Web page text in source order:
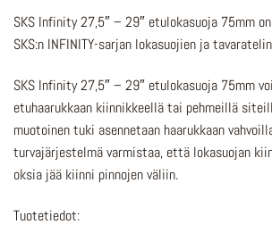
SKS Infinity 27,5″ – 29″ etulokasuoja 75mm
SKS:n INFINITY-sarjan lokasuojien ja
SKS Infinity 27,5″ – 29″ etulokasuoja 75mm
etuhaarukkaan kiinnikkeellä tai pehmeillä
muotoinen tuki asennetaan haarukkaan
turvajärjestelmä varmistaa, että lokasuojan
oksia jää kiinni pinnojen väliin.
Tuotetiedot: